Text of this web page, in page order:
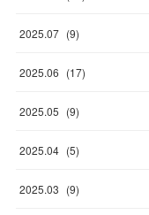
2025.07 (9)
2025.06 (17)
2025.05 (9)
2025.04 (5)
2025.03 (9)